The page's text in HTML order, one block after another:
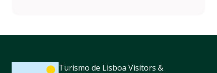
Turismo de Lisboa Visitors &